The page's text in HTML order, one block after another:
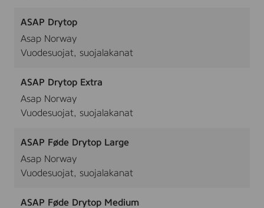
ASAP Drytop
Asap Norway
Vuodesuojat, suojalakanat
ASAP Drytop Extra
Asap Norway
Vuodesuojat, suojalakanat
ASAP Føde Drytop Large
Asap Norway
Vuodesuojat, suojalakanat
ASAP Føde Drytop Medium